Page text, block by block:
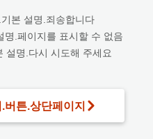
본 설명.죄송합니다
명.페이지를 표시할 수 없음
설명.다시 시도해 주세요
튼.상단페이지